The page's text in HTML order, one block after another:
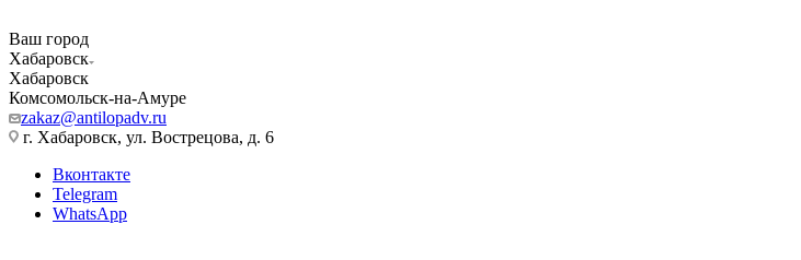
Ваш город
Хабаровск
Хабаровск
Комсомольск-на-Амуре
zakaz@antilopadv.ru
г. Хабаровск, ул. Вострецова, д. 6
Вконтакте
Telegram
WhatsApp